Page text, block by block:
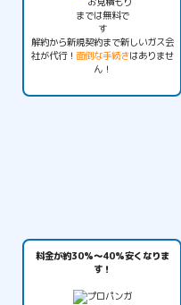
解約から新規契約まで新しいガス会
社が代行！ 面倒な手続きはありませ
ん！
料金が約30%〜40%安くなりま
す！